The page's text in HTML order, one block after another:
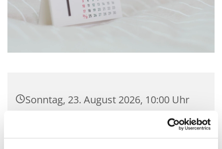
Sonntag, 23. August 2026, 10:00 Uhr
Kirchlengern